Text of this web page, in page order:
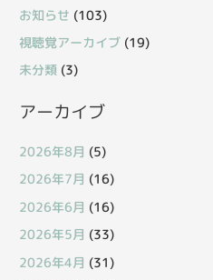
お知らせ (103)
視聴覚アーカイブ (19)
未分類 (3)
アーカイブ
2026年8月 (5)
2026年7月 (16)
2026年6月 (16)
2026年5月 (33)
2026年4月 (31)